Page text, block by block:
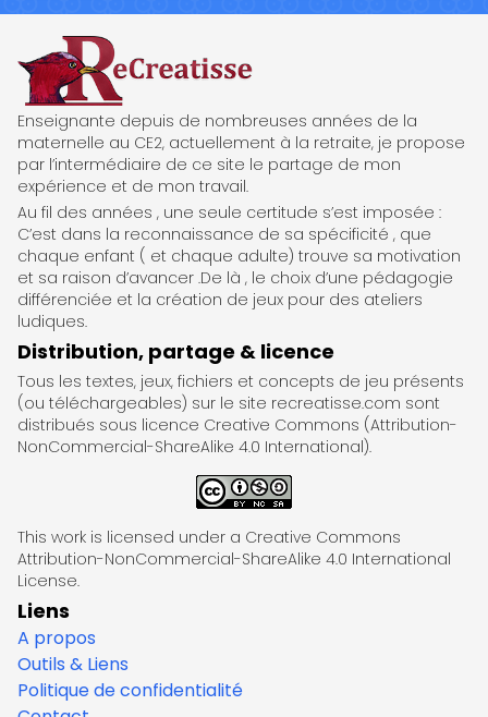
ReCreatisse
Enseignante depuis de nombreuses années de la
maternelle au CE2, actuellement à la retraite, je propose
par l’intermédiaire de ce site le partage de mon
expérience et de mon travail.
Au fil des années , une seule certitude s’est imposée :
C’est dans la reconnaissance de sa spécificité , que
chaque enfant ( et chaque adulte) trouve sa motivation
et sa raison d’avancer .De là , le choix d’une pédagogie
différenciée et la création de jeux pour des ateliers
ludiques.
Distribution, partage & licence
Tous les textes, jeux, fichiers et concepts de jeu présents
(ou téléchargeables) sur le site recreatisse.com sont
distribués sous licence Creative Commons (Attribution-
NonCommercial-ShareAlike 4.0 International).
This work is licensed under a Creative Commons
Attribution-NonCommercial-ShareAlike 4.0 International
License.
Liens
A propos
Outils & Liens
Politique de confidentialité